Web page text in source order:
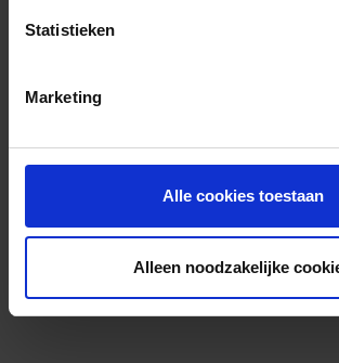
Statistieken
Marketing
Alle cookies toestaan
Alleen noodzakelijke